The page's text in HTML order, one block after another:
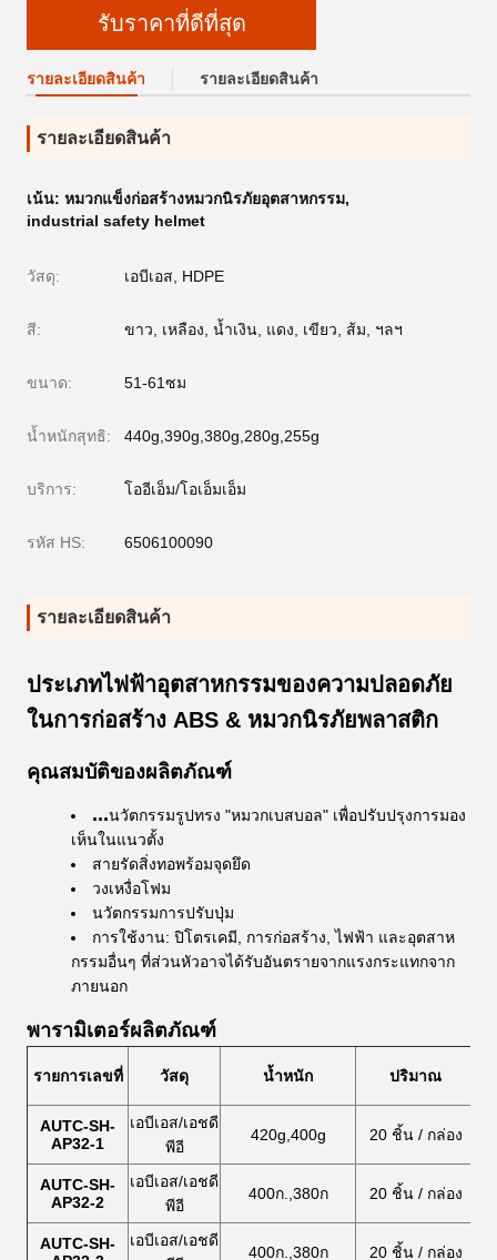
รับราคาที่ดีที่สุด
รายละเอียดสินค้า รายละเอียดสินค้า
รายละเอียดสินค้า
เน้น: หมวกแข็งก่อสร้างหมวกนิรภัยอุตสาหกรรม,
industrial safety helmet
วัสดุ: เอบีเอส, HDPE
สี: ขาว, เหลือง, น้ำเงิน, แดง, เขียว, ส้ม, ฯลฯ
ขนาด: 51-61ซม
น้ำหนักสุทธิ: 440g,390g,380g,280g,255g
บริการ: โออีเอ็ม/โอเอ็มเอ็ม
รหัส HS: 6506100090
รายละเอียดสินค้า
ประเภทไฟฟ้าอุตสาหกรรมของความปลอดภัย
ในการก่อสร้าง ABS & หมวกนิรภัยพลาสติก
คุณสมบัติของผลิตภัณฑ์
...นวัตกรรมรูปทรง "หมวกเบสบอล" เพื่อปรับปรุงการมอง
เห็นในแนวตั้ง
สายรัดสิ่งทอพร้อมจุดยึด
วงเหงื่อโฟม
นวัตกรรมการปรับปุ่ม
การใช้งาน: ปิโตรเคมี, การก่อสร้าง, ไฟฟ้า และอุตสาห
กรรมอื่นๆ ที่ส่วนหัวอาจได้รับอันตรายจากแรงกระแทกจาก
ภายนอก​
พารามิเตอร์ผลิตภัณฑ์
รายการเลขที่ วัสดุ น้ำหนัก ปริมาณ
AUTC-SH-
AP32-1
เอบีเอส/เอชดี
พีอี
420g,400g 20 ชิ้น / กล่อง
AUTC-SH-
AP32-2
เอบีเอส/เอชดี
พีอี
400ก.,380ก 20 ชิ้น / กล่อง
AUTC-SH-
เอบีเอส/เอชดี
400ก.,380ก 20 ชิ้น / กล่อง